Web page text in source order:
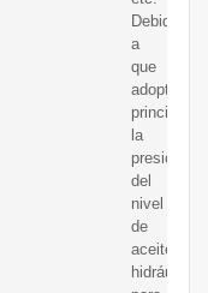
Debido
a
que
adopta
la
presión
del
nivel
de
aceite
hidráulico